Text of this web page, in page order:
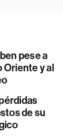
pese a
Oriente y al
de su